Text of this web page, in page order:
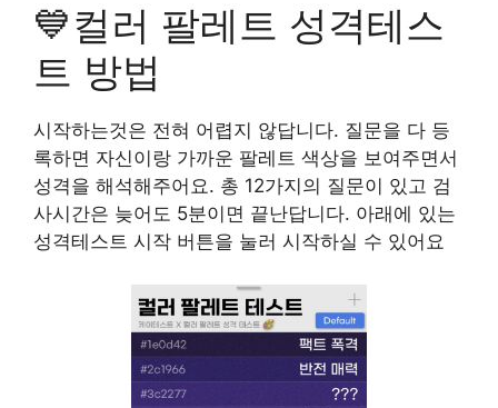
💙컬러 팔레트 성격테스
트 방법
시작하는것은 전혀 어렵지 않답니다. 질문을 다 등
록하면 자신이랑 가까운 팔레트 색상을 보여주면서
성격을 해석해주어요. 총 12가지의 질문이 있고 검
사시간은 늦어도 5분이면 끝난답니다. 아래에 있는
성격테스트 시작 버튼을 눌러 시작하실 수 있어요